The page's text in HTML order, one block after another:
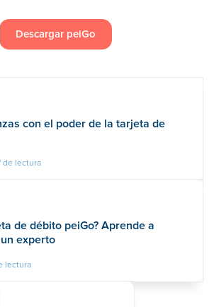
Descargar peiGo
con el poder de la tarjeta de
de lectura
de débito peiGo? Aprende a
experto
lectura